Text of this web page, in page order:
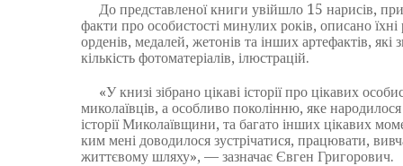
До представленої книги увійшло 15 нарисів,
факти про особистості минулих років, описано
орденів, медалей, жетонів та інших артефактів,
кількість фотоматеріалів, ілюстрацій.
«У книзі зібрано цікаві історії про цікавих
миколаївців, а особливо поколінню, яке
історії Миколаївщини, та багато інших цікавих
ким мені доводилося зустрічатися, працювати,
життєвому шляху», — зазначає Євген Григорович.